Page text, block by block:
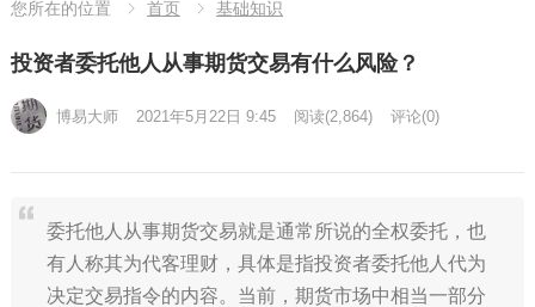
您所在的位置 首页 基础知识
投资者委托他人从事期货交易有什么风险？
博易大师 2021年5月22日 9:45 阅读(2,864) 评论(0)
委托他人从事期货交易就是通常所说的全权委托，也
有人称其为代客理财，具体是指投资者委托他人代为
决定交易指令的内容。当前，期货市场中相当一部分